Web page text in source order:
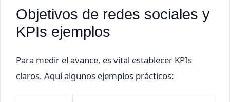
Objetivos de redes sociales y
KPIs ejemplos
Para medir el avance, es vital establecer KPIs
claros. Aquí algunos ejemplos prácticos: